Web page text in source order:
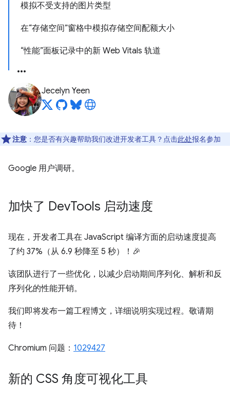
模拟不受支持的图片类型
在“存储空间”窗格中模拟存储空间配额大小
“性能”面板记录中的新 Web Vitals 轨道
Jecelyn Yeen
注意 ：您是否有兴趣帮助我们改进开发者工具？点击此处报名参加
Google 用户调研。
加快了 DevTools 启动速度
现在，开发者工具在 JavaScript 编译方面的启动速度提高
了约 37%（从 6.9 秒降至 5 秒）！🎉
该团队进行了一些优化，以减少启动期间序列化、解析和反
序列化的性能开销。
我们即将发布一篇工程博文，详细说明实现过程。敬请期
待！
Chromium 问题： 1029427
新的 CSS 角度可视化工具